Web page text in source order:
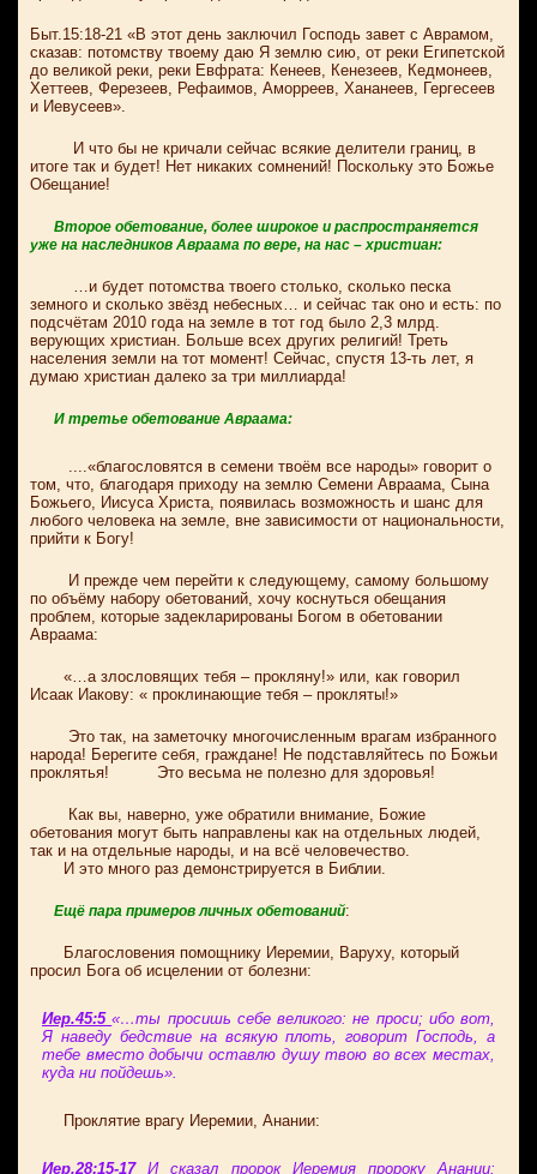
Быт.15:18-21 «В этот день заключил Господь завет с Аврамом,
сказав: потомству твоему даю Я землю сию, от реки Египетской
до великой реки, реки Евфрата: Кенеев, Кенезеев, Кедмонеев,
Хеттеев, Ферезеев, Рефаимов, Аморреев, Хананеев, Гергесеев
и Иевусеев».
И что бы не кричали сейчас всякие делители границ, в
итоге так и будет! Нет никаких сомнений! Поскольку это Божье
Обещание!
Второе обетование, более широкое и распространяется
уже на наследников Авраама по вере, на нас – христиан:
…и будет потомства твоего столько, сколько песка
земного и сколько звёзд небесных… и сейчас так оно и есть: по
подсчётам 2010 года на земле в тот год было 2,3 млрд.
верующих христиан. Больше всех других религий! Треть
населения земли на тот момент! Сейчас, спустя 13-ть лет, я
думаю христиан далеко за три миллиарда!
И третье обетование Авраама:
....«благословятся в семени твоём все народы» говорит о
том, что, благодаря приходу на землю Семени Авраама, Сына
Божьего, Иисуса Христа, появилась возможность и шанс для
любого человека на земле, вне зависимости от национальности,
прийти к Богу!
И прежде чем перейти к следующему, самому большому
по объёму набору обетований, хочу коснуться обещания
проблем, которые задекларированы Богом в обетовании
Авраама:
«…а злословящих тебя – прокляну!» или, как говорил
Исаак Иакову: « проклинающие тебя – прокляты!»
Это так, на заметочку многочисленным врагам избранного
народа! Берегите себя, граждане! Не подставляйтесь по Божьи
проклятья! Это весьма не полезно для здоровья!
Как вы, наверно, уже обратили внимание, Божие
обетования могут быть направлены как на отдельных людей,
так и на отдельные народы, и на всё человечество.
И это много раз демонстрируется в Библии.
Ещё пара примеров личных обетований:
Благословения помощнику Иеремии, Варуху, который
просил Бога об исцелении от болезни:
Иер.45:5 «…ты просишь себе великого: не проси; ибо вот,
Я наведу бедствие на всякую плоть, говорит Господь, а
тебе вместо добычи оставлю душу твою во всех местах,
куда ни пойдешь».
Проклятие врагу Иеремии, Анании:
Иер.28:15-17И сказал пророк Иеремия пророку Анании: